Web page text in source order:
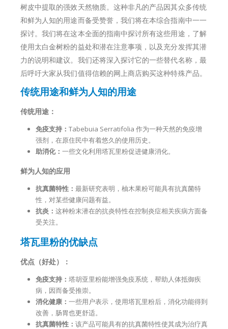
树皮中提取的强效天然物质。这种非凡的产品因其众多传统
和鲜为人知的用途而备受赞誉，我们将在本综合指南中一一
探讨。我们将在这本全面的指南中探讨所有这些用途，了解
使用太白金树粉的益处和潜在注意事项，以及充分发挥其潜
力的说明和建议。我们还将深入探讨它的一些替代名称，最
后呼吁大家从我们值得信赖的网上商店购买这种特殊产品。
传统用途和鲜为人知的用途
传统用途：
免疫支持： Tabebuia Serratifolia 作为一种天然的免疫增
强剂，在原住民中有着悠久的使用历史。
助消化： 一些文化利用塔瓦里粉促进健康消化。
鲜为人知的应用
抗真菌特性： 最新研究表明，柚木果粉可能具有抗真菌特
性，对某些健康问题有益。
抗炎： 这种粉末潜在的抗炎特性在控制炎症相关疾病方面备
受关注。
塔瓦里粉的优缺点
优点（好处）：
免疫支持： 塔胡亚里粉能增强免疫系统，帮助人体抵御疾
病，因而备受推崇。
消化健康： 一些用户表示，使用塔瓦里粉后，消化功能得到
改善，肠胃也更舒适。
抗真菌特性： 该产品可能具有的抗真菌特性使其成为治疗真